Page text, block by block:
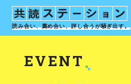
読み合い、薦め合い、評し合うが騒ぎ出す。
EVENT